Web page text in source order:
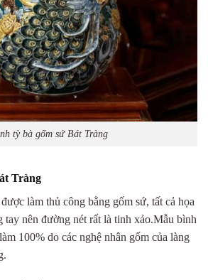
tỳ bà gốm sứ Bát Tràng
Tràng
được làm thủ công bằng gốm sứ, tất cả họa
tay nên đường nét rất là tinh xảo.Mẫu bình
100% do các nghệ nhân gốm của làng